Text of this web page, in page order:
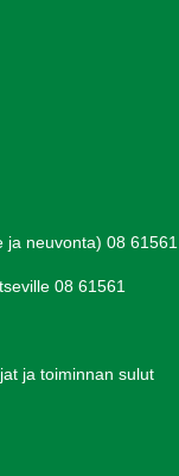
ja neuvonta) 08 61561
08 61561
ja toiminnan sulut